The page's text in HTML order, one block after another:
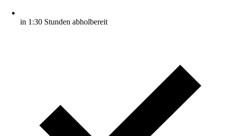
in 1:30 Stunden abholbereit